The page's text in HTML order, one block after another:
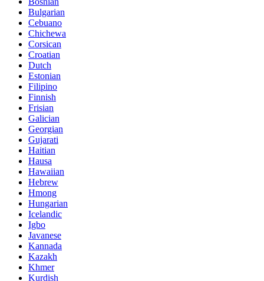
Bulgarian
Cebuano
Chichewa
Corsican
Croatian
Dutch
Estonian
Filipino
Finnish
Frisian
Galician
Georgian
Gujarati
Haitian
Hausa
Hawaiian
Hebrew
Hmong
Hungarian
Icelandic
Igbo
Javanese
Kannada
Kazakh
Khmer
Kurdish